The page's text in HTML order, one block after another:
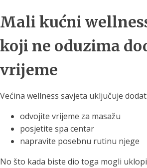
Mali kućni
koji ne oduzima
vrijeme
Većina wellness savjeta uključuje
odvojite vrijeme za masažu
posjetite spa centar
napravite posebnu rutinu njege
No što kada biste dio toga mogli